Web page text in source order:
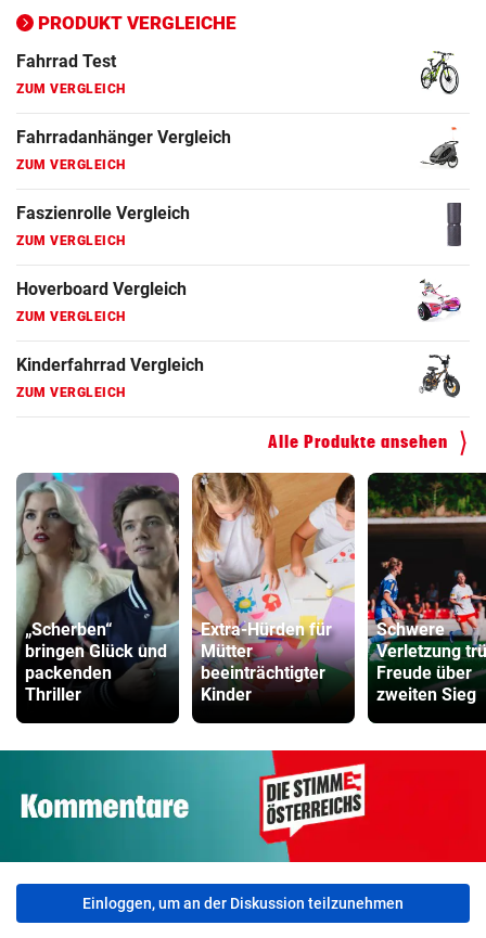
PRODUKT VERGLEICHE
ZUM VERGLEICH
Fahrrad Test
ZUM VERGLEICH
Fahrradanhänger Vergleich
ZUM VERGLEICH
Faszienrolle Vergleich
ZUM VERGLEICH
Hoverboard Vergleich
ZUM VERGLEICH
Kinderfahrrad Vergleich
ZUM VERGLEICH
Alle Produkte ansehen
„Scherben“
bringen Glück und
packenden
Thriller
Extra-Hürden für
Mütter
beeinträchtigter
Kinder
Schwere
Verletzung
Freude über
zweiten Sieg
Einloggen, um an der Diskussion teilzunehmen